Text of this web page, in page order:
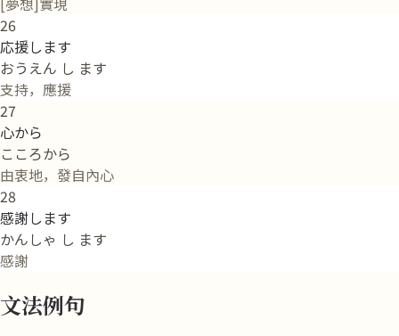
26
応援します
おうえん し ます
支持，應援
27
心から
こころから
由衷地，發自內心
28
感謝します
かんしゃ し ます
感謝
文法例句